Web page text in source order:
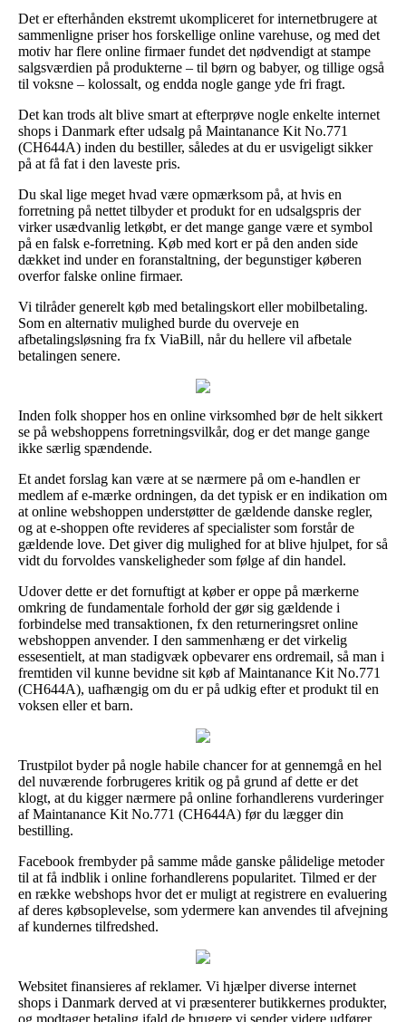
Det er efterhånden ekstremt ukompliceret for internetbrugere at
sammenligne priser hos forskellige online varehuse, og med det
motiv har flere online firmaer fundet det nødvendigt at stampe
salgsværdien på produkterne – til børn og babyer, og tillige også
til voksne – kolossalt, og endda nogle gange yde fri fragt.
Det kan trods alt blive smart at efterprøve nogle enkelte internet
shops i Danmark efter udsalg på Maintanance Kit No.771
(CH644A) inden du bestiller, således at du er usvigeligt sikker
på at få fat i den laveste pris.
Du skal lige meget hvad være opmærksom på, at hvis en
forretning på nettet tilbyder et produkt for en udsalgspris der
virker usædvanlig letkøbt, er det mange gange være et symbol
på en falsk e-forretning. Køb med kort er på den anden side
dækket ind under en foranstaltning, der begunstiger køberen
overfor falske online firmaer.
Vi tilråder generelt køb med betalingskort eller mobilbetaling.
Som en alternativ mulighed burde du overveje en
afbetalingsløsning fra fx ViaBill, når du hellere vil afbetale
betalingen senere.
Inden folk shopper hos en online virksomhed bør de helt sikkert
se på webshoppens forretningsvilkår, dog er det mange gange
ikke særlig spændende.
Et andet forslag kan være at se nærmere på om e-handlen er
medlem af e-mærke ordningen, da det typisk er en indikation om
at online webshoppen understøtter de gældende danske regler,
og at e-shoppen ofte revideres af specialister som forstår de
gældende love. Det giver dig mulighed for at blive hjulpet, for så
vidt du forvoldes vanskeligheder som følge af din handel.
Udover dette er det fornuftigt at køber er oppe på mærkerne
omkring de fundamentale forhold der gør sig gældende i
forbindelse med transaktionen, fx den returneringsret online
webshoppen anvender. I den sammenhæng er det virkelig
essesentielt, at man stadigvæk opbevarer ens ordremail, så man i
fremtiden vil kunne bevidne sit køb af Maintanance Kit No.771
(CH644A), uafhængig om du er på udkig efter et produkt til en
voksen eller et barn.
Trustpilot byder på nogle habile chancer for at gennemgå en hel
del nuværende forbrugeres kritik og på grund af dette er det
klogt, at du kigger nærmere på online forhandlerens vurderinger
af Maintanance Kit No.771 (CH644A) før du lægger din
bestilling.
Facebook frembyder på samme måde ganske pålidelige metoder
til at få indblik i online forhandlerens popularitet. Tilmed er der
en række webshops hvor det er muligt at registrere en evaluering
af deres købsoplevelse, som ydermere kan anvendes til afvejning
af kundernes tilfredshed.
Websitet finansieres af reklamer. Vi hjælper diverse internet
shops i Danmark derved at vi præsenterer butikkernes produkter,
og modtager betaling ifald de brugere vi sender videre udfører